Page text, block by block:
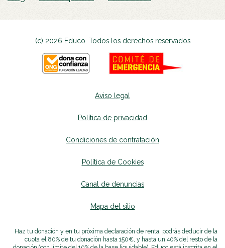
(c) 2026 Educo. Todos los derechos reservados
Aviso legal
Política de privacidad
Condiciones de contratación
Política de Cookies
Canal de denuncias
Mapa del sitio
Haz tu donación y en tu próxima declaración de renta, podrás deducir de la
cuota el 80% de tu donación hasta 150€, y hasta un 40% del resto de la